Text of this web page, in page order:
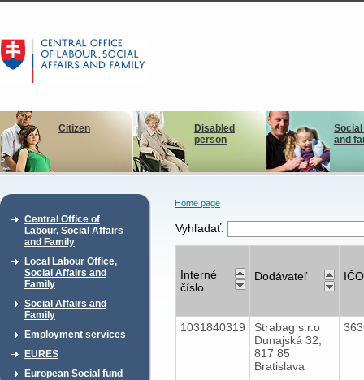
Citizen
Disabled
person
and
Central Office of
Labour, Social Affairs
and Family
Local Labour Office,
Social Affairs and
Family
Social Affairs and
Family
Employment services
EURES
European Social fund
Home page
Vyhľadať:
Interné
číslo
Dodávateľ IČO
1031840319
Strabag s.r.o
Dunajská 32,
817 85
Bratislava